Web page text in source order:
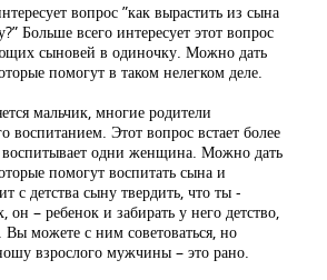
вопрос ”как вырастить из сына
Больше всего интересует этот вопрос
сыновей в одиночку. Можно дать
помогут в таком нелегком деле.
мальчик, многие родители
воспитанием. Этот вопрос встает более
воспитывает одни женщина. Можно дать
помогут воспитать сына и
с детства сыну твердить, что ты -
– ребенок и забирать у него детство,
Вы можете с ним советоваться, но
взрослого мужчины – это рано.